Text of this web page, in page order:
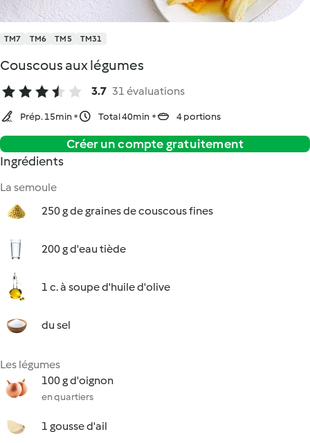
TM7 TM6 TM5 TM31
Couscous aux légumes
3.7 31 évaluations
Prép. 15min Total 40min 4 portions
Créer un compte gratuitement
Ingrédients
La semoule
250 g de graines de couscous fines
200 g d'eau tiède
1 c. à soupe d'huile d'olive
du sel
Les légumes
100 g d'oignon
en quartiers
1 gousse d'ail